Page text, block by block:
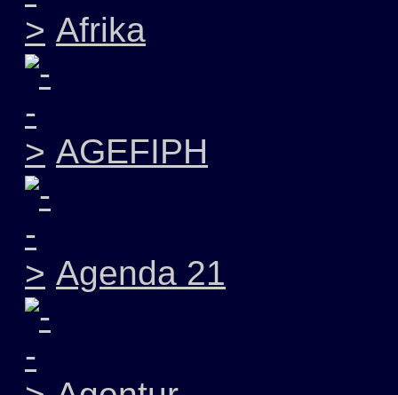
Afrika
AGEFIPH
Agenda 21